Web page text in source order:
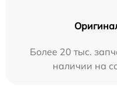
Более 20 тыс.
наличии на